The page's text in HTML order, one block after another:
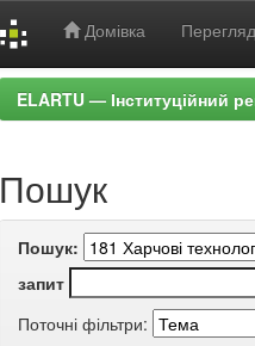
Домівка Перегляд
ELARTU — Інституційний
Пошук
Пошук:
запит
Поточні фільтри: